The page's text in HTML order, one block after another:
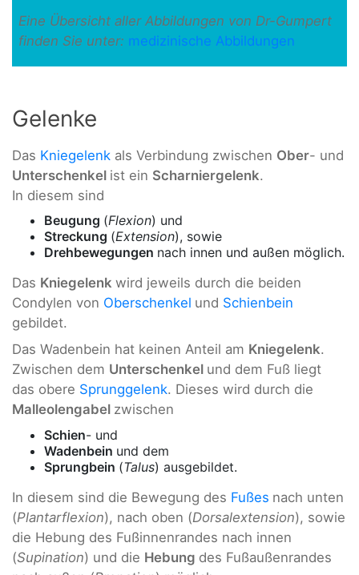
Eine Übersicht aller Abbildungen von Dr-Gumpert
finden Sie unter: medizinische Abbildungen
Gelenke
Das Kniegelenk als Verbindung zwischen Ober- und
Unterschenkel ist ein Scharniergelenk.
In diesem sind
Beugung (Flexion) und
Streckung (Extension), sowie
Drehbewegungen nach innen und außen möglich.
Das Kniegelenk wird jeweils durch die beiden
Condylen von Oberschenkel und Schienbein
gebildet.
Das Wadenbein hat keinen Anteil am Kniegelenk.
Zwischen dem Unterschenkel und dem Fuß liegt
das obere Sprunggelenk. Dieses wird durch die
Malleolengabel zwischen
Schien- und
Wadenbein und dem
Sprungbein (Talus) ausgebildet.
In diesem sind die Bewegung des Fußes nach unten
(Plantarflexion), nach oben (Dorsalextension), sowie
die Hebung des Fußinnenrandes nach innen
(Supination) und die Hebung des Fußaußenrandes